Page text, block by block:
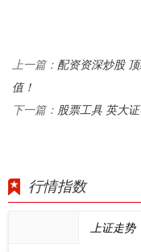
上一篇： 配资资深炒股
值！
下一篇： 股票工具 英大
行情指数
上证走势